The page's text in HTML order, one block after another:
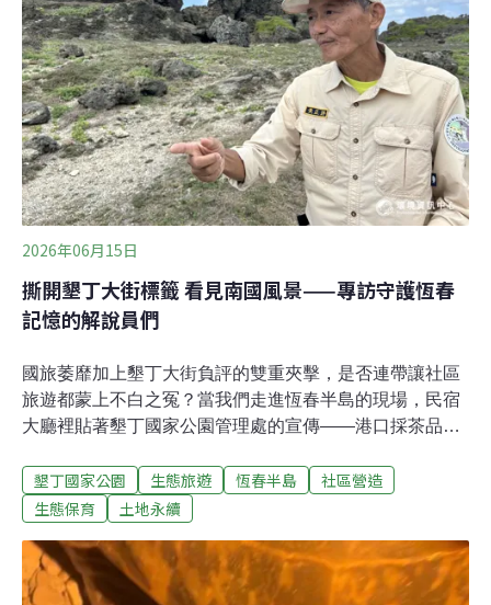
遊在世界各國盛行，恆春社區是否能抓住這個機會翻身，
甚至重新成為「拯救國旅」的示範場？
2026年06月15日
撕開墾丁大街標籤 看見南國風景——專訪守護恆春
記憶的解說員們
國旅萎靡加上墾丁大街負評的雙重夾擊，是否連帶讓社區
旅遊都蒙上不白之冤？當我們走進恆春半島的現場，民宿
大廳裡貼著墾丁國家公園管理處的宣傳——港口採茶品
鹿、插秧與割稻、部落風味餐等十個社區生態遊程，從早
到晚、從山到海、從春到冬，應有盡有。這很有可能是你
其中四個社區，專訪在地的土地記憶守護者。他們透過講
解當地動植物與人文歷史、自身故事，描繪著南島人前世
墾丁國家公園 生態旅遊 恆春半島
社區營造
生態保育
土地永續